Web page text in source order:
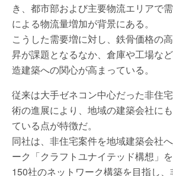
き、都市部および主要物流エリアで
による物流量増加が背景にある。
こうした需要増に対し、鉄骨価格の
昇が課題となるなか、倉庫や工場な
造建築への関心が高まっている。
従来は大手ゼネコン中心だった非住
術の進展により、地域の建築会社に
ている点が特徴だ。
同社は、非住宅案件を地域建築会社
ーク「クラフトユナイテッド構想」
150社のネットワーク構築を目指し